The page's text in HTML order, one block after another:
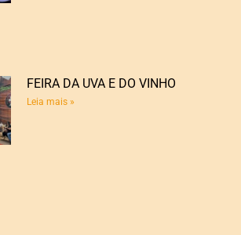
FEIRA DA UVA E DO VINHO
Leia mais »